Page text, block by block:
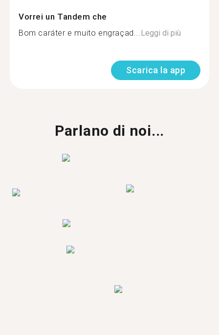
Vorrei un Tandem che
Bom caráter e muito engraçad...Leggi di più
Scarica la app
Parlano di noi...